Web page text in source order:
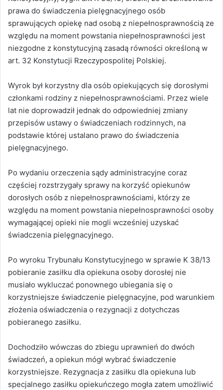
prawa do świadczenia pielęgnacyjnego osób
sprawujących opiekę nad osobą z niepełnosprawnością ze
względu na moment powstania niepełnosprawności jest
niezgodne z konstytucyjną zasadą równości określoną w
art. 32 Konstytucji Rzeczypospolitej Polskiej.
Wyrok był korzystny dla osób opiekujących się dorosłymi
członkami rodziny z niepełnosprawnościami. Przez wiele
lat nie doprowadził jednak do odpowiedniej zmiany
przepisów ustawy o świadczeniach rodzinnych, na
podstawie której ustalano prawo do świadczenia
pielęgnacyjnego.
Po wydaniu orzeczenia sądy administracyjne coraz
częściej rozstrzygały sprawy na korzyść opiekunów
dorosłych osób z niepełnosprawnościami, którzy ze
względu na moment powstania niepełnosprawności osoby
wymagającej opieki nie mogli wcześniej uzyskać
świadczenia pielęgnacyjnego.
Po wyroku Trybunału Konstytucyjnego w sprawie K 38/13
pobieranie zasiłku dla opiekuna osoby dorosłej nie
musiało wykluczać ponownego ubiegania się o
korzystniejsze świadczenie pielęgnacyjne, pod warunkiem
złożenia oświadczenia o rezygnacji z dotychczas
pobieranego zasiłku.
Dochodziło wówczas do zbiegu uprawnień do dwóch
świadczeń, a opiekun mógł wybrać świadczenie
korzystniejsze. Rezygnacja z zasiłku dla opiekuna lub
specjalnego zasiłku opiekuńczego mogła zatem umożliwić